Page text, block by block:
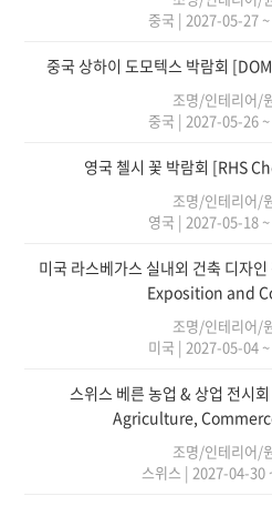
중국 | 2027-05-27
중국 상하이 도모텍스 박람회
조명/인테리어/
중국 | 2027-05-26
영국 첼시 꽃 박람회 [RHS
조명/인테리어/
영국 | 2027-05-18
미국 라스베가스 실내외 건축 디
Exposition and
조명/인테리어/
미국 | 2027-05-04
스위스 베른 농업 & 상업 전
Agriculture,
조명/인테리어/
스위스 | 2027-04-30